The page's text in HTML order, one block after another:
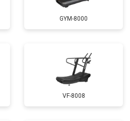
GYM-8000
VF-8008